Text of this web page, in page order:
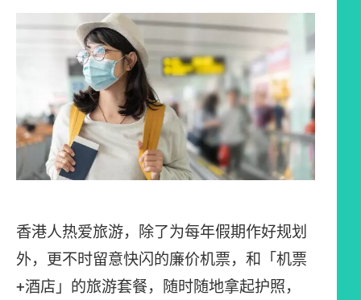
香港人热爱旅游，除了为每年假期作好规划
外，更不时留意快闪的廉价机票，和「机票
+酒店」的旅游套餐，随时随地拿起护照，